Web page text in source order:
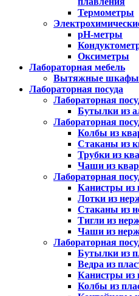
Термометры
pH-метры
Оксиметры
Лабораторная мебель
Вытяжные шкафы
Лабораторная посуда
Лабораторная
Бутылки из
Лабораторная
Колбы из
Стаканы из
Трубки из
Чаши из
Лабораторная
Канистры из
Лотки из
Стаканы из
Тигли из
Чаши из
Лабораторная
Бутылки из
Ведра из
Канистры из
Колбы из